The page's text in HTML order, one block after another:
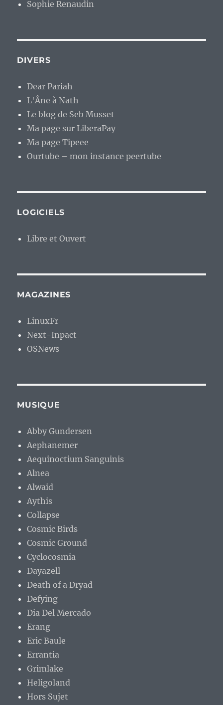
Sophie Renaudin
DIVERS
Dear Pariah
L'Âne à Nath
Le blog de Seb Musset
Ma page sur LiberaPay
Ma page Tipeee
Ourtube – mon instance peertube
LOGICIELS
Libre et Ouvert
MAGAZINES
LinuxFr
Next-Inpact
OSNews
MUSIQUE
Abby Gundersen
Aephanemer
Aequinoctium Sanguinis
Alnea
Alwaid
Aythis
Collapse
Cosmic Birds
Cosmic Ground
Cyclocosmia
Dayazell
Death of a Dryad
Defying
Dia Del Mercado
Erang
Eric Baule
Errantia
Grimlake
Heligoland
Hors Sujet